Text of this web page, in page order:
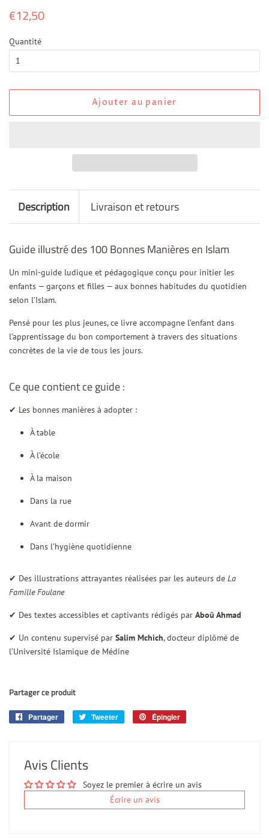
Prix
€12,50
Quantité
Ajouter au panier
Description Livraison et retours
Guide illustré des 100 Bonnes Manières en Islam
Un mini-guide ludique et pédagogique conçu pour initier les
enfants — garçons et filles — aux bonnes habitudes du quotidien
selon l’Islam.
Pensé pour les plus jeunes, ce livre accompagne l’enfant dans
l’apprentissage du bon comportement à travers des situations
concrètes de la vie de tous les jours.
Ce que contient ce guide :
✔ Les bonnes manières à adopter :
À table
À l’école
À la maison
Dans la rue
Avant de dormir
Dans l’hygiène quotidienne
✔ Des illustrations attrayantes réalisées par les auteurs de La
Famille Foulane
✔ Des textes accessibles et captivants rédigés par Aboû Ahmad
✔ Un contenu supervisé par Salim Mchich, docteur diplômé de
l’Université Islamique de Médine
Partager ce produit
Partager
PartagerTweeter
Tweeter
Épingler
Avis Clients
Soyez le premier à écrire un avis
Écrire un avis